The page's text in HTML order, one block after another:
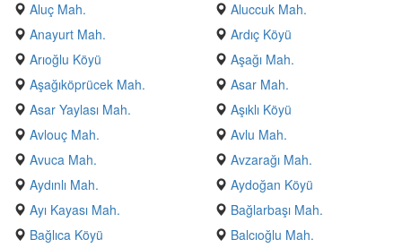
Aluç Mah.
Aluccuk Mah.
Anayurt Mah.
Ardıç Köyü
Arıoğlu Köyü
Aşağı Mah.
Aşağıköprücek Mah.
Asar Mah.
Asar Yaylası Mah.
Aşıklı Köyü
Avlouç Mah.
Avlu Mah.
Avuca Mah.
Avzarağı Mah.
Aydınlı Mah.
Aydoğan Köyü
Ayı Kayası Mah.
Bağlarbaşı Mah.
Bağlıca Köyü
Balcıoğlu Mah.